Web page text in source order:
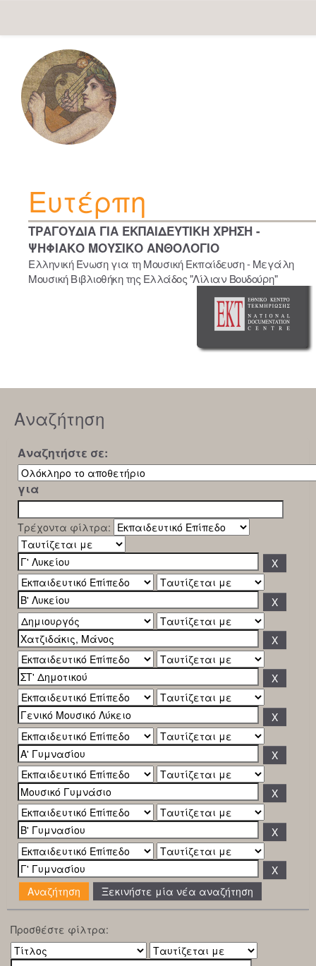
navigation
Ευτέρπη
ΤΡΑΓΟΥΔΙΑ ΓΙΑ ΕΚΠΑΙΔΕΥΤΙΚΗ ΧΡΗΣΗ -
ΨΗΦΙΑΚΟ ΜΟΥΣΙΚΟ ΑΝΘΟΛΟΓΙΟ
Ελληνική Ένωση για τη Μουσική Εκπαίδευση - Μεγάλη
Μουσική Βιβλιοθήκη της Ελλάδος "Λίλιαν Βουδούρη"
Αναζήτηση
Αναζητήστε σε:
για
Τρέχοντα φίλτρα:
Ξεκινήστε μία νέα αναζήτηση
Προσθέστε φίλτρα: